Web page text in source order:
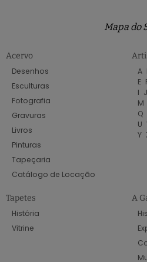
Mapa do
Acervo
Desenhos
Esculturas
Fotografia
Gravuras
Livros
Pinturas
Tapeçaria
Catálogo de Locação
A
E
I J
M
Q
U
Y
Tapetes
História
Vitrine
A